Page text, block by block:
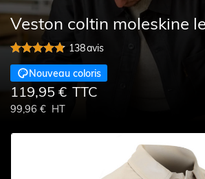
Veston coltin moleskine
138avis
Nouveau coloris
119,95 € TTC
99,96 € HT